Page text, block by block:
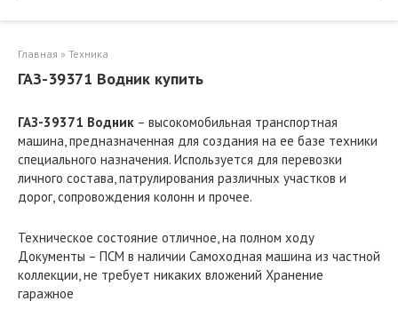
Главная » Техника
ГАЗ-39371 Водник купить
ГАЗ-39371 Водник – высокомобильная транспортная
машина, предназначенная для создания на ее базе техники
специального назначения. Используется для перевозки
личного состава, патрулирования различных участков и
дорог, сопровождения колонн и прочее.
Техническое состояние отличное, на полном ходу
Документы – ПСМ в наличии Самоходная машина из частной
коллекции, не требует никаких вложений Хранение
гаражное